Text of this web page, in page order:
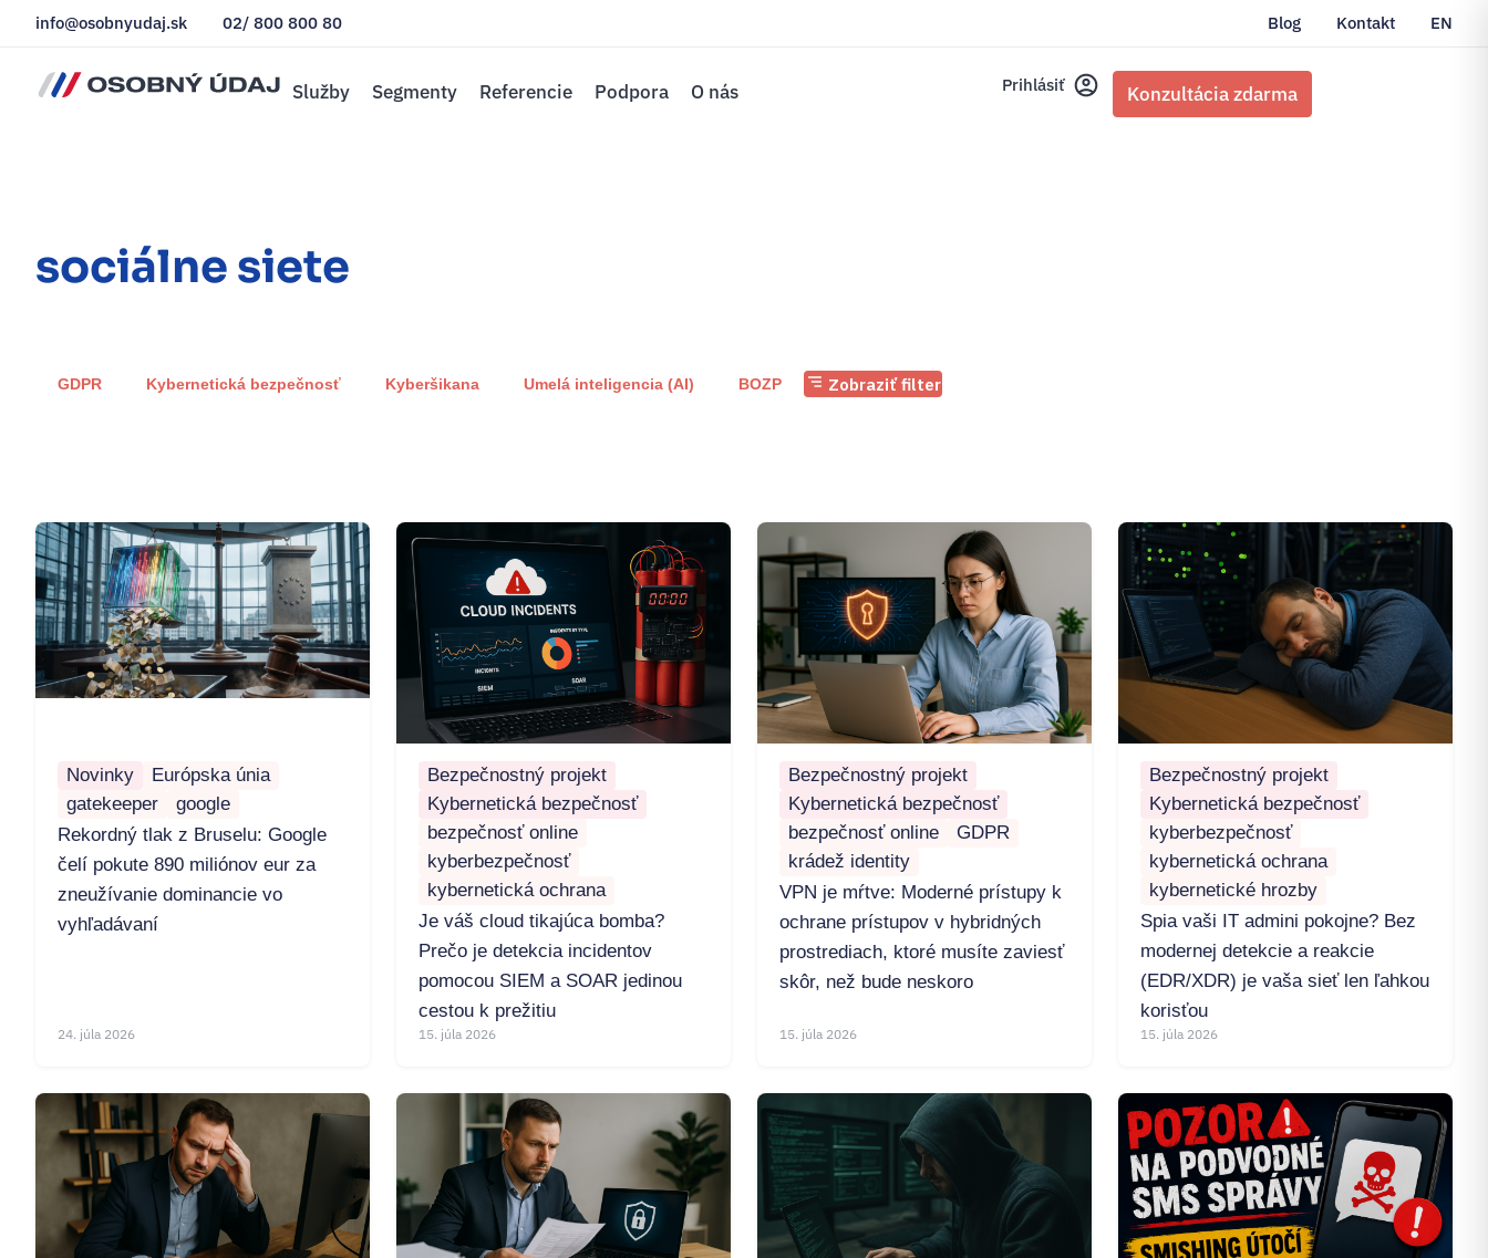
info@osobnyudaj.sk 02/ 800 800 80 Blog Kontakt EN
Služby Segmenty Referencie Podpora O nás Prihlásiť Konzultácia zdarma
sociálne siete
GDPR Kybernetická bezpečnosť Kyberšikana Umelá inteligencia (AI) BOZP Zobraziť filter
Novinky
Európska únia
gatekeeper
google
Rekordný tlak z Bruselu: Google
čelí pokute 890 miliónov eur za
zneužívanie dominancie vo
vyhľadávaní
24. júla 2026
Bezpečnostný projekt
Kybernetická bezpečnosť
bezpečnosť online
kyberbezpečnosť
kybernetická ochrana
Je váš cloud tikajúca bomba?
Prečo je detekcia incidentov
pomocou SIEM a SOAR jedinou
cestou k prežitiu
15. júla 2026
Bezpečnostný projekt
Kybernetická bezpečnosť
bezpečnosť online
GDPR
krádež identity
VPN je mŕtve: Moderné prístupy k
ochrane prístupov v hybridných
prostrediach, ktoré musíte zaviesť
skôr, než bude neskoro
15. júla 2026
Bezpečnostný projekt
Kybernetická bezpečnosť
kyberbezpečnosť
kybernetická ochrana
kybernetické hrozby
Spia vaši IT admini pokojne? Bez
modernej detekcie a reakcie
(EDR/XDR) je vaša sieť len ľahkou
korisťou
15. júla 2026